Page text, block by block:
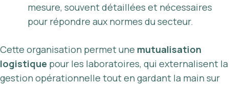
mesure, souvent détaillées et nécessaires
pour répondre aux normes du secteur.
Cette organisation permet une mutualisation
logistique pour les laboratoires, qui externalisent la
gestion opérationnelle tout en gardant la main sur